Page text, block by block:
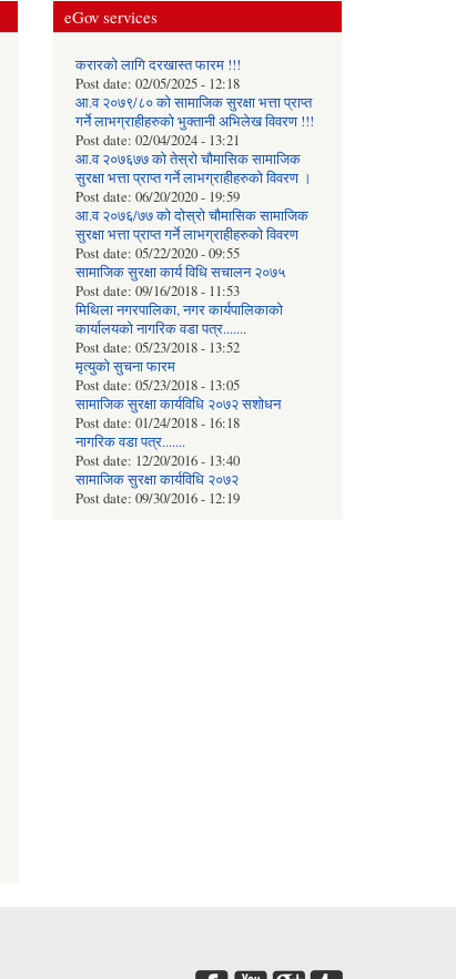
eGov services
करारको लागि दरखास्त फारम !!!
Post date: 02/05/2025 - 12:18
आ.व २०७९/८० को सामाजिक सुरक्षा भत्ता प्राप्त
गर्ने लाभग्राहीहरुको भुक्तानी अभिलेख विवरण !!!
Post date: 02/04/2024 - 13:21
आ.व २०७६७७ को तेस्रो चौमासिक सामाजिक
सुरक्षा भत्ता प्राप्त गर्ने लाभग्राहीहरुको विवरण ।
Post date: 06/20/2020 - 19:59
आ.व २०७६/७७ को दोस्रो चौमासिक सामाजिक
सुरक्षा भत्ता प्राप्त गर्ने लाभग्राहीहरुको विवरण
Post date: 05/22/2020 - 09:55
सामाजिक सुरक्षा कार्य विधि स‌चालन २०७५
Post date: 09/16/2018 - 11:53
मिथिला नगरपालिका, नगर कार्यपालिकाको
कार्यालयकाे नागरिक वडा पत्र.......
Post date: 05/23/2018 - 13:52
मृत्युको सुचना फारम
Post date: 05/23/2018 - 13:05
सामाजिक सुरक्षा कार्यविधि २०७२ स‌शाेधन
Post date: 01/24/2018 - 16:18
नागरिक वडा पत्र.......
Post date: 12/20/2016 - 13:40
सामाजिक सुरक्षा कार्यविधि २०७२
Post date: 09/30/2016 - 12:19